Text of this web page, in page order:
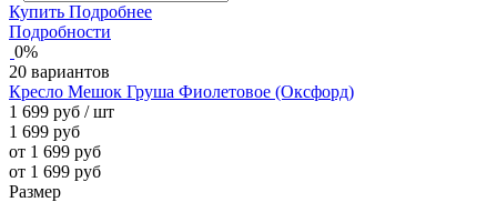
Купить Подробнее
Подробности
0%
20 вариантов
Кресло Мешок Груша Фиолетовое (Оксфорд)
1 699 руб / шт
1 699 руб
от 1 699 руб
от 1 699 руб
Размер